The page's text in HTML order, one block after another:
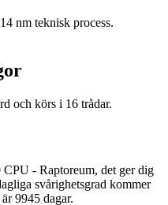
nm teknisk process.
och körs i 16 trådar.
- Raptoreum, det ger dig
svårighetsgrad kommer
9945 dagar.